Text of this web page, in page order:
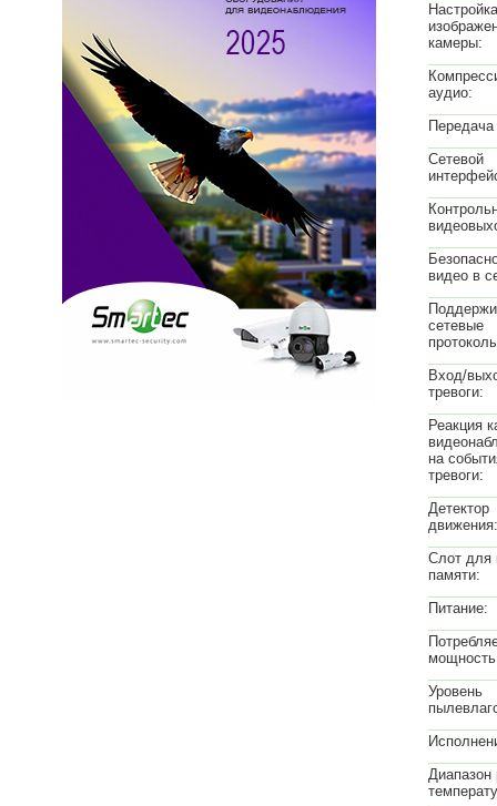
Настройка
камеры:
аудио:
Сетевой
видео в
сетевые
Вход/
тревоги:
Реакция
на
тревоги:
Детектор
движения:
Слот для
памяти:
Питание:
Уровень
Диапазон